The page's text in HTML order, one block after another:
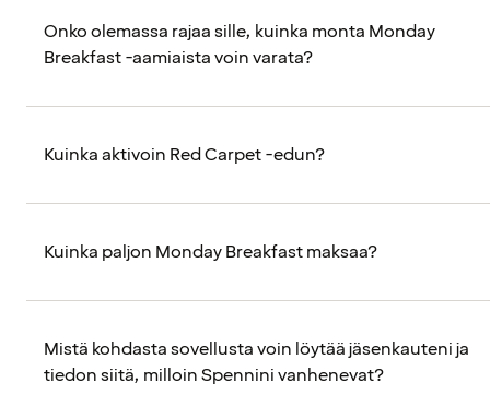
Onko olemassa rajaa sille, kuinka monta Monday
Breakfast -aamiaista voin varata?
Kuinka aktivoin Red Carpet -edun?
Kuinka paljon Monday Breakfast maksaa?
Mistä kohdasta sovellusta voin löytää jäsenkauteni ja
tiedon siitä, milloin Spennini vanhenevat?